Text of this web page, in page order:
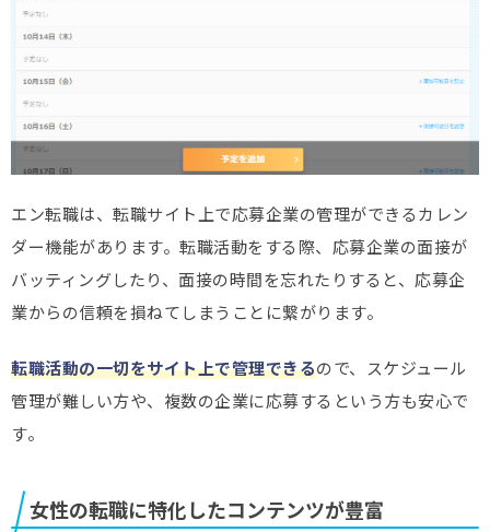
エン転職は、転職サイト上で応募企業の管理ができるカレン
ダー機能があります。転職活動をする際、応募企業の面接が
バッティングしたり、面接の時間を忘れたりすると、応募企
業からの信頼を損ねてしまうことに繋がります。
転職活動の一切をサイト上で管理できるので、スケジュール
管理が難しい方や、複数の企業に応募するという方も安心で
す。
女性の転職に特化したコンテンツが豊富